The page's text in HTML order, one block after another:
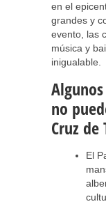
en el
grandes y
evento, las
música y
inigualable.
no
Cruz de
El